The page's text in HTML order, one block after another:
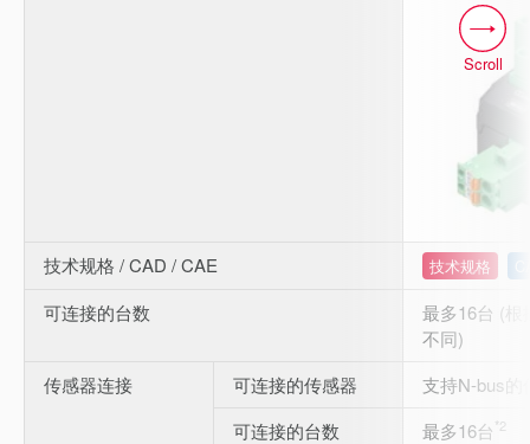
技术规格 / CAD / CAE 技术规格
可连接的台数
最多16台 (根
不同)
传感器连接
可连接的传感器
支持N-bus的
可连接的台数
最多16台 *2
Scroll